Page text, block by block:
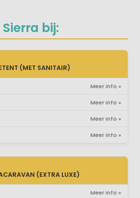
bij:
(MET SANITAIR)
(MET SANITAIR)
Meer info »
Meer info »
Meer info »
Meer info »
(EXTRA LUXE)
(EXTRA LUXE)
Meer info »